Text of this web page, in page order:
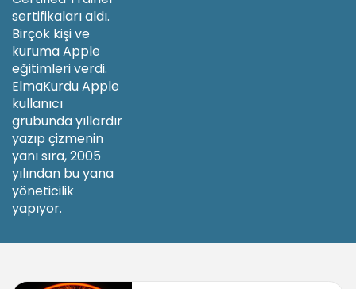
sertifikaları aldı.
Birçok kişi ve
kuruma Apple
eğitimleri verdi.
ElmaKurdu Apple
kullanıcı
grubunda yıllardır
yazıp çizmenin
yanı sıra, 2005
yılından bu yana
yöneticilik
yapıyor.